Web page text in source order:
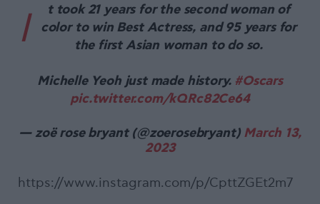
I
t took 21 years for the second woman of
color to win Best Actress, and 95 years for
the first Asian woman to do so.
Michelle Yeoh just made history. #Oscars
pic.twitter.com/kQRc82Ce64
— zoë rose bryant (@zoerosebryant) March 13,
2023
https://www.instagram.com/p/CpttZGEt2m7